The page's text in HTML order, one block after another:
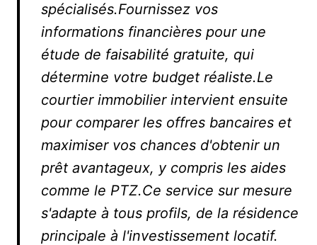
spécialisés.Fournissez vos
informations financières pour une
étude de faisabilité gratuite, qui
détermine votre budget réaliste.Le
courtier immobilier intervient ensuite
pour comparer les offres bancaires et
maximiser vos chances d'obtenir un
prêt avantageux, y compris les aides
comme le PTZ.Ce service sur mesure
s'adapte à tous profils, de la résidence
principale à l'investissement locatif.